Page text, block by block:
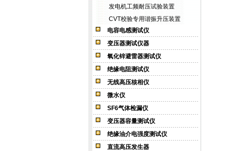
发电机工频耐压试验装置
CVT校验专用谐振升压装置
电容电感测试仪
变压器测试仪器
氧化锌避雷器测试仪
绝缘电阻测试仪
无线高压核相仪
微水仪
SF6气体检漏仪
变压器容量测试仪
绝缘油介电强度测试仪
直流高压发生器